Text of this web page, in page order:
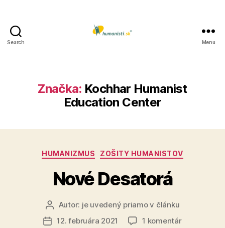
Search Menu
Značka: Kochhar Humanist
Education Center
Kategórie
HUMANIZMUS ZOŠITY HUMANISTOV
Nové Desatorá
Autor
článku
Autor: je uvedený priamo v článku
Dátum
12. februára 2021 1 komentárna